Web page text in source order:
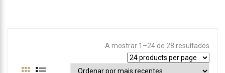
A mostrar 1–24 de 28 resultados